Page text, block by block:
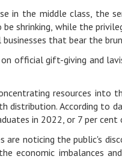
in the middle class, the
be shrinking, while the
that bear the
on official gift-giving and
resources into
distribution. According to
in 2022, or 7 per
noticing the public's
imbalances